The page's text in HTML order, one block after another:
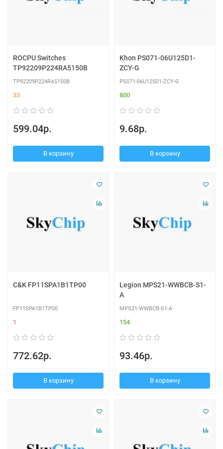
ROCPU Switches
TP92209P224RA5150B
TP92209P224RA5150B
33
599.04р.
В корзину
Khon PS071-06U125D1-
ZCY-G
PS071-06U125D1-ZCY-G
800
9.68р.
В корзину
C&K FP11SPA1B1TP00
FP11SPA1B1TP00
1
772.62р.
В корзину
Legion MPS21-WWBCB-S1-
A
MPS21-WWBCB-S1-A
154
93.46р.
В корзину